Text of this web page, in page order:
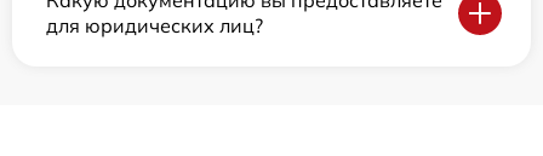
для юридических лиц?